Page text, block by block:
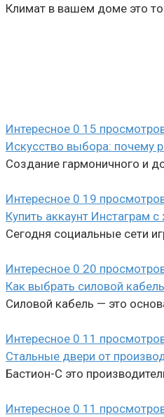
Климат в вашем доме это
Интересное 0 15
Искусство выбора: почему
Создание гармоничного и
Интересное 0 19
Купить аккаунт Инстаграм
Сегодня социальные сети
Интересное 0 20
Как выбрать силовой
Силовой кабель — это
Интересное 0 11
Стальные двери от
Бастион-С это
Интересное 0 11